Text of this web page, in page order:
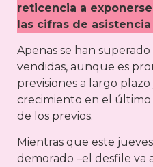
reticencia a
las cifras de asistencia
Apenas se han
vendidas, aunque es
previsiones a largo
crecimiento en el
de los previos.
Mientras que este
demorado –el desfile va